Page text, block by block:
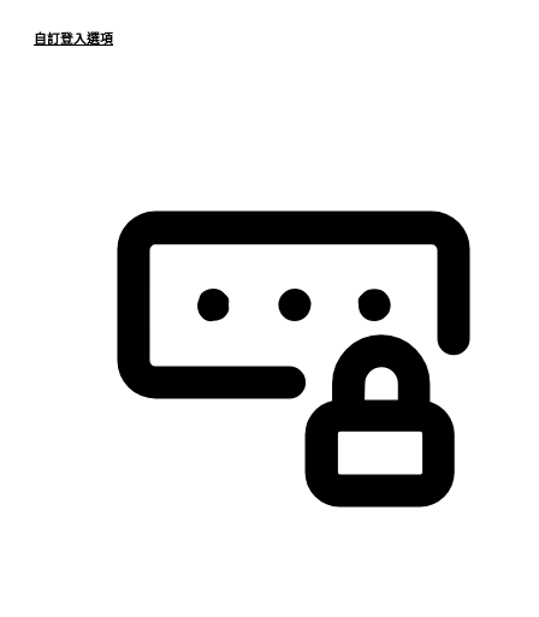
自訂登入選項